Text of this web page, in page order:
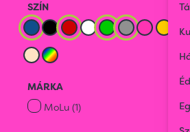
SZÍN
MÁRKA
MoLu (1)